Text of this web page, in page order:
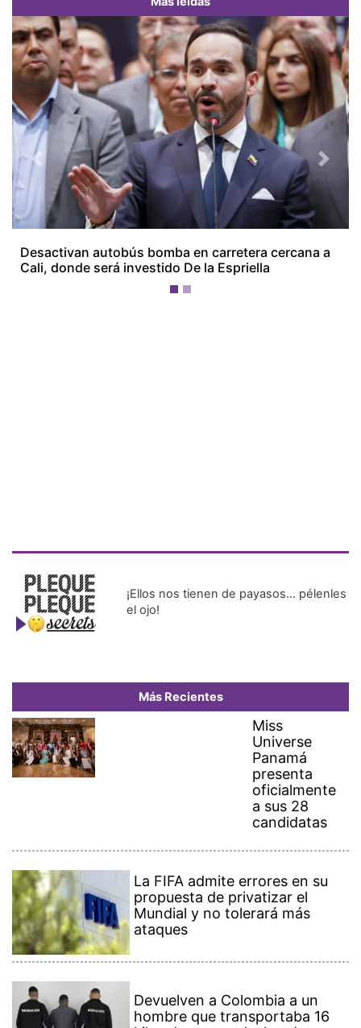
Desactivan autobús bomba en carretera cercana a
Cali, donde será investido De la Espriella
Previous Next
¡Ellos nos tienen de payasos… pélenles
el ojo!
Más Recientes
Miss
Universe
Panamá
presenta
oficialmente
a sus 28
candidatas
La FIFA admite errores en su
propuesta de privatizar el
Mundial y no tolerará más
ataques
Devuelven a Colombia a un
hombre que transportaba 16